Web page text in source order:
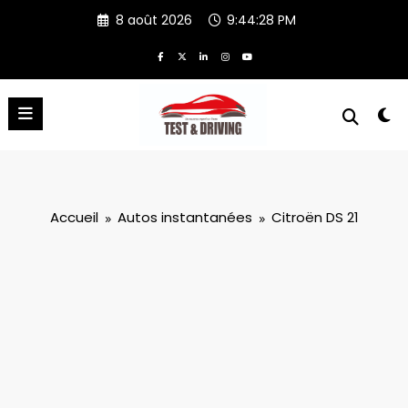
8 août 2026 9:44:28 PM
Accueil Autos instantanées Citroën DS 21